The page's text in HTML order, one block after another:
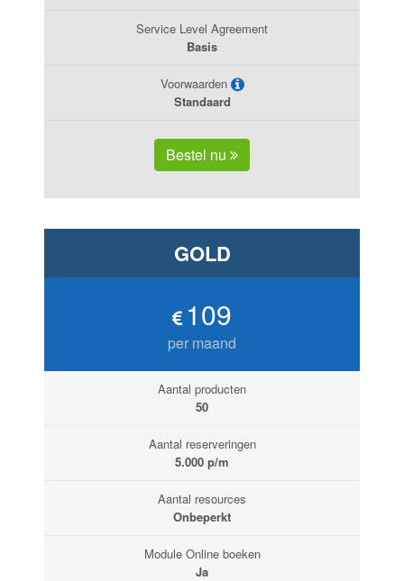
Service Level Agreement
Basis
Voorwaarden
Standaard
Bestel nu
GOLD
109
per maand
Aantal producten
50
Aantal reserveringen
5.000 p/m
Aantal resources
Onbeperkt
Module Online boeken
Ja